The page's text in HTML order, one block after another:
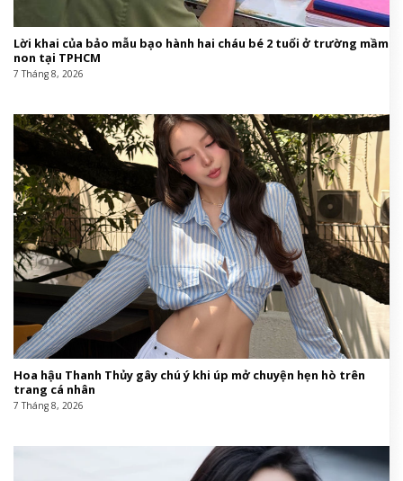
Lời khai của bảo mẫu bạo hành hai cháu bé 2 tuổi ở trường mầm
non tại TPHCM
7 Tháng 8, 2026
Hoa hậu Thanh Thủy gây chú ý khi úp mở chuyện hẹn hò trên
trang cá nhân
7 Tháng 8, 2026